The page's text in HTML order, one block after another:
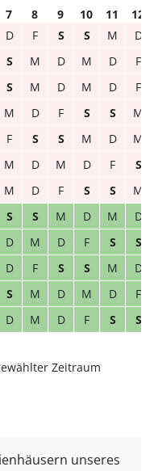
7 8 9 10 11
12
D F S S M
D
S M D M D
F
S M D M D
F
M D F S S
M
F S S M D
M
M D M D F
S
M D F S S
M
S S M D M
D
D M D F S
S
D F S S M
D
S M D M D
F
D M D F S S
Zeitraum
unseres